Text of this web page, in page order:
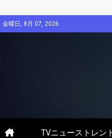
金曜日, 8月 07, 2026
TVニューストレン